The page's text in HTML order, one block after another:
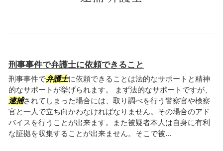
刑事事件で弁護士に依頼できること
刑事事件で弁護士に依頼できることは法的なサポートと精神
的なサポートが挙げられます。 まず法的なサポートですが、
逮捕されてしまった場合には、取り調べを行う警察官や検察
官と一人で立ち向かわなければなりません。その場合のアド
バイスを行うことが出来ます。また被疑者本人は自身に有利
な証拠を収集することが出来ません。そこで被...